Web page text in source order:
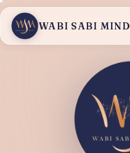
WABI SABI MIND